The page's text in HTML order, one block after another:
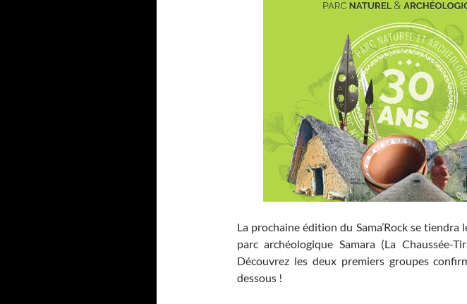
La prochaine édition du Sama’Rock se tiendra
parc archéologique Samara (La Chaussée-
Découvrez les deux premiers groupes
dessous !